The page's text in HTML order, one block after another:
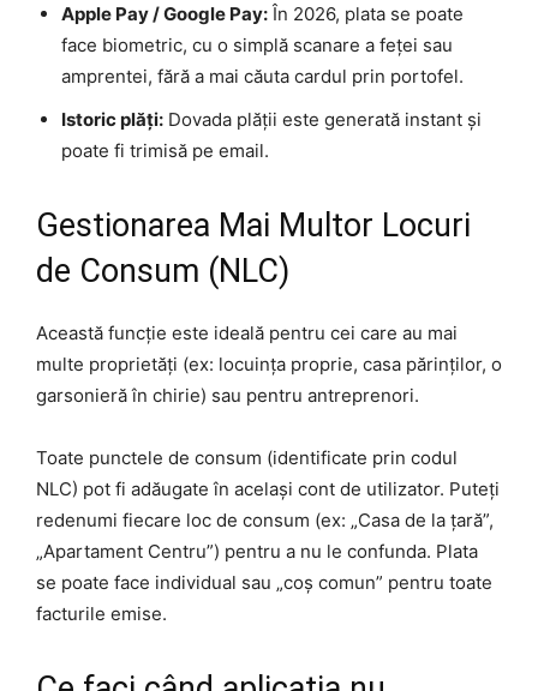
Apple Pay / Google Pay: În 2026, plata se poate
face biometric, cu o simplă scanare a feței sau
amprentei, fără a mai căuta cardul prin portofel.
Istoric plăți: Dovada plății este generată instant și
poate fi trimisă pe email.
Gestionarea Mai Multor Locuri
de Consum (NLC)
Această funcție este ideală pentru cei care au mai
multe proprietăți (ex: locuința proprie, casa părinților, o
garsonieră în chirie) sau pentru antreprenori.
Toate punctele de consum (identificate prin codul
NLC) pot fi adăugate în același cont de utilizator. Puteți
redenumi fiecare loc de consum (ex: „Casa de la țară”,
„Apartament Centru”) pentru a nu le confunda. Plata
se poate face individual sau „coș comun” pentru toate
facturile emise.